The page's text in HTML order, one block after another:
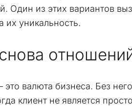
Один из этих вариантов
их уникальность.
валюта бизнеса. Без
клиент не является